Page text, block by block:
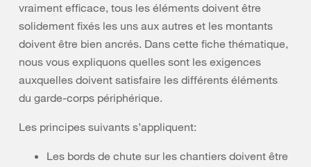
vraiment efficace, tous les éléments doivent être
solidement fixés les uns aux autres et les montants
doivent être bien ancrés. Dans cette fiche thématique,
nous vous expliquons quelles sont les exigences
auxquelles doivent satisfaire les différents éléments
du garde-corps périphérique.
Les principes suivants s’appliquent:
Les bords de chute sur les chantiers doivent être